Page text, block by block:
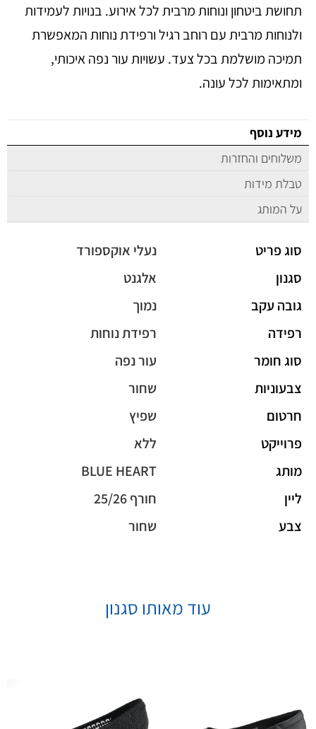
תחושת ביטחון ונוחות מרבית לכל אירוע. בנויות לעמידות
ולנוחות מרבית עם רוחב רגיל ורפידת נוחות המאפשרת
תמיכה מושלמת בכל צעד. עשויות עור נפה איכותי,
ומתאימות לכל עונה.
מידע נוסף
משלוחים והחזרות
טבלת מידות
על המותג
סוג פריט
נעלי אוקספורד
סגנון
אלגנט
גובה עקב
נמוך
רפידה
רפידת נוחות
סוג חומר
עור נפה
צבעוניות
שחור
חרטום
שפיץ
פרוייקט
ללא
מותג
BLUE HEART
ליין
חורף 25/26
צבע
שחור
עוד מאותו סגנון